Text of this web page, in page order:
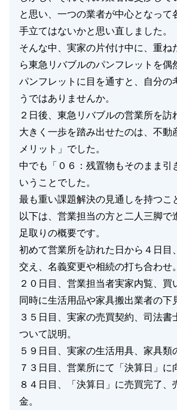
と思い、一つの業者が中心となって
手立てはないかと思い直しました。
そんな中、実家の片付け中に、重ね
ら東急リバブルのパンフレットを偶
パンフレットに目を通すと、自分の
うではありませんか。
２日後、東急リバブルの営業所を訪
大きく一歩を踏み出せたのは、不動
メリット」でした。
中でも「０６：残置物もそのまま引
いうことでした。
最も重い課題解決の見通しを持つこ
以下は、営業担当の方と二人三脚で
足取りの概要です。
初めて営業所を訪れた日から４日目
交え、名義変更や相続の打ち合わせ。
２０日目、営業担当者実家内覧、買
同時に生活用品や家具搬出業者の下
３５日目、実家の売買契約、司法書
ついて説明。
５９日目、実家の生活用具、家具類
７３日目、営業所にて「決算日」に
８４日目、「決算日」に売買完了、
金。